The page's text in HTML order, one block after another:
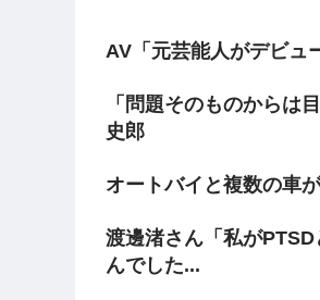
AV「元芸能人がデビュ
「問題そのものからは
史郎
オートバイと複数の車
渡邊渚さん「私が
んでした...